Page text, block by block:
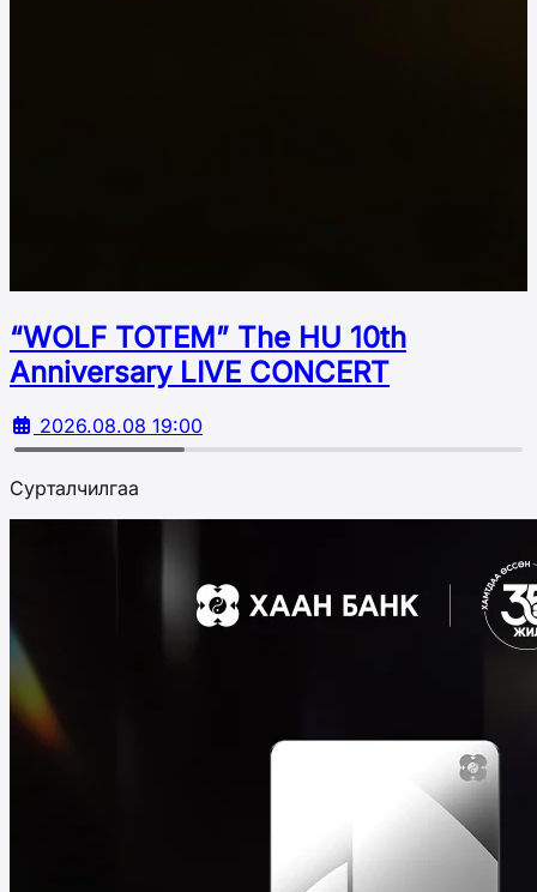
“WOLF TOTEM” The HU 10th
Аnniversary LIVE CONCERT
2026.08.08 19:00
Сурталчилгаа